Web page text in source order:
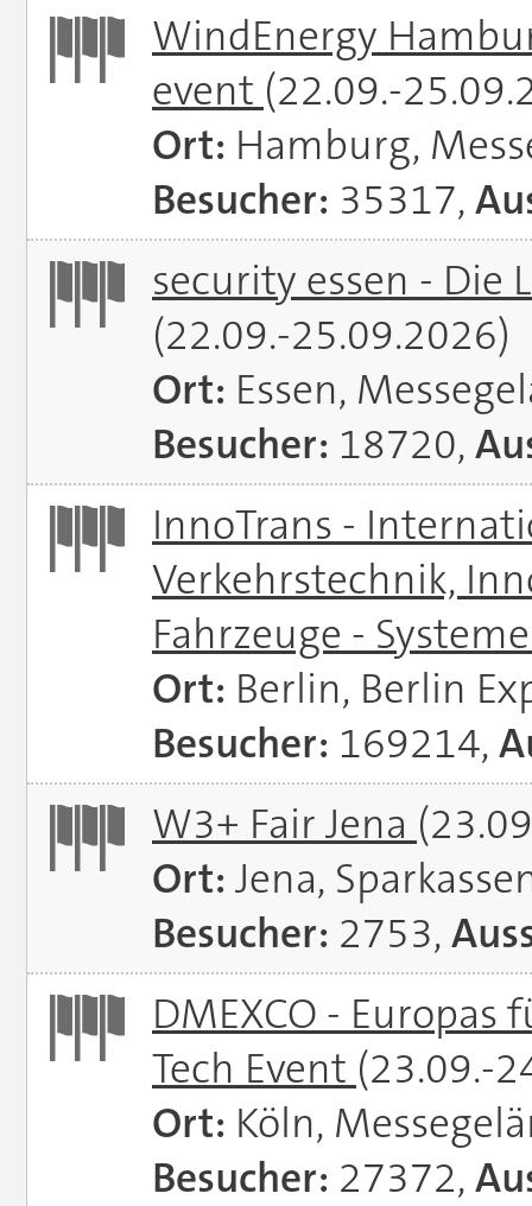
WindEnergy
event (22.09.-
Ort: Hamburg,
Besucher: 35317,
security essen - Die
(22.09.-25.09.2026)
Ort: Essen,
Besucher: 18720,
InnoTrans -
Verkehrstechnik,
Fahrzeuge -
Ort: Berlin, Berlin
Besucher: 169214,
W3+ Fair Jena
Ort: Jena,
Besucher: 2753,
DMEXCO -
Tech Event (23.09.-
Ort: Köln,
Besucher: 27372,